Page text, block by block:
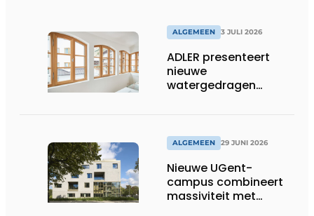
ALGEMEEN 3 JULI 2026
ADLER presenteert
nieuwe
watergedragen
ALGEMEEN 29 JUNI 2026
Nieuwe UGent-
campus combineert
massiviteit met